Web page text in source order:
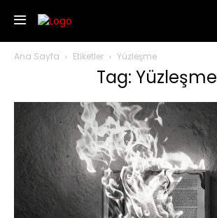
Ana Sayfa Etiketler Yüzleşme
Tag: Yüzleşme